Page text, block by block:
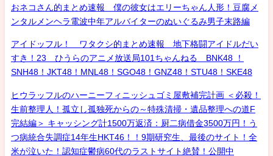
おネコさん的まとめ速報 僕の彼女はエリーちゃん人形！豆腐メ
ンタルメンヘラ電波中年アルバイターのぬいぐるみ男子末路編
アイドッフル！ ワタクシ的まとめ速報 地下格闘アイドルだい
すき！23 ひうらのアニメ放送局101ちゃんねる BNK48 ！
SNH48！JKT48！MNL48！SGO48！GNZ48！STU48！SKE48
ヒウラッフルのハーニーフィニッシュゴミ屋敷補完計画 ＜必殺！
生前整理人！孤立し孤独死からの～特殊清掃・遺品整理への道F
完結編＞ キャッシング計1500万返済：厨二病借金3500万円！う
つ病統合失調症14年生HKT46！！9期研究生、最後のサイト！全
米が泣いた！認知症鬱病60代のラストサイト絶賛！公開中